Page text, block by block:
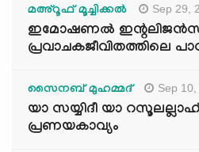
മഅ്റൂഫ് മൂച്ചിക്കല്‍ Sep 29,
ഇമോഷണൽ
പ്രവാചകജീവിതത്തിലെ
സൈനബ് മുഹമ്മദ് Sep
യാ സയ്യിദീ യാ
പ്രണയകാവ്യം